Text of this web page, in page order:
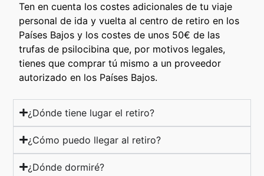
Ten en cuenta los costes adicionales de tu viaje
personal de ida y vuelta al centro de retiro en los
Países Bajos y los costes de unos 50€ de las
trufas de psilocibina que, por motivos legales,
tienes que comprar tú mismo a un proveedor
autorizado en los Países Bajos.
¿Dónde tiene lugar el retiro?
¿Cómo puedo llegar al retiro?
¿Dónde dormiré?